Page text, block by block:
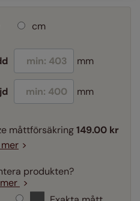
cm
mm
mm
måttförsäkring 149.00 kr
produkten?